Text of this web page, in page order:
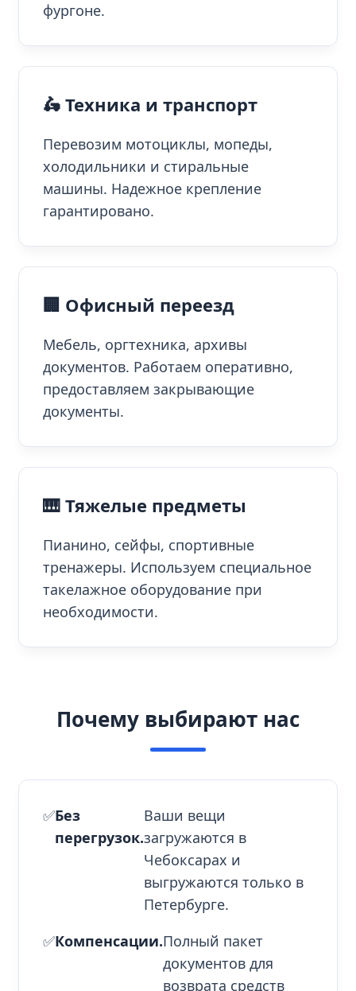
фургоне.
🛵 Техника и транспорт
Перевозим мотоциклы, мопеды,
холодильники и стиральные
машины. Надежное крепление
гарантировано.
🏢 Офисный переезд
Мебель, оргтехника, архивы
документов. Работаем оперативно,
предоставляем закрывающие
документы.
🎹 Тяжелые предметы
Пианино, сейфы, спортивные
тренажеры. Используем специальное
такелажное оборудование при
необходимости.
Почему выбирают нас
✅Без
перегрузок.
Ваши вещи
загружаются в
Чебоксарах и
выгружаются только в
Петербурге.
✅Компенсации.Полный пакет
документов для
возврата средств